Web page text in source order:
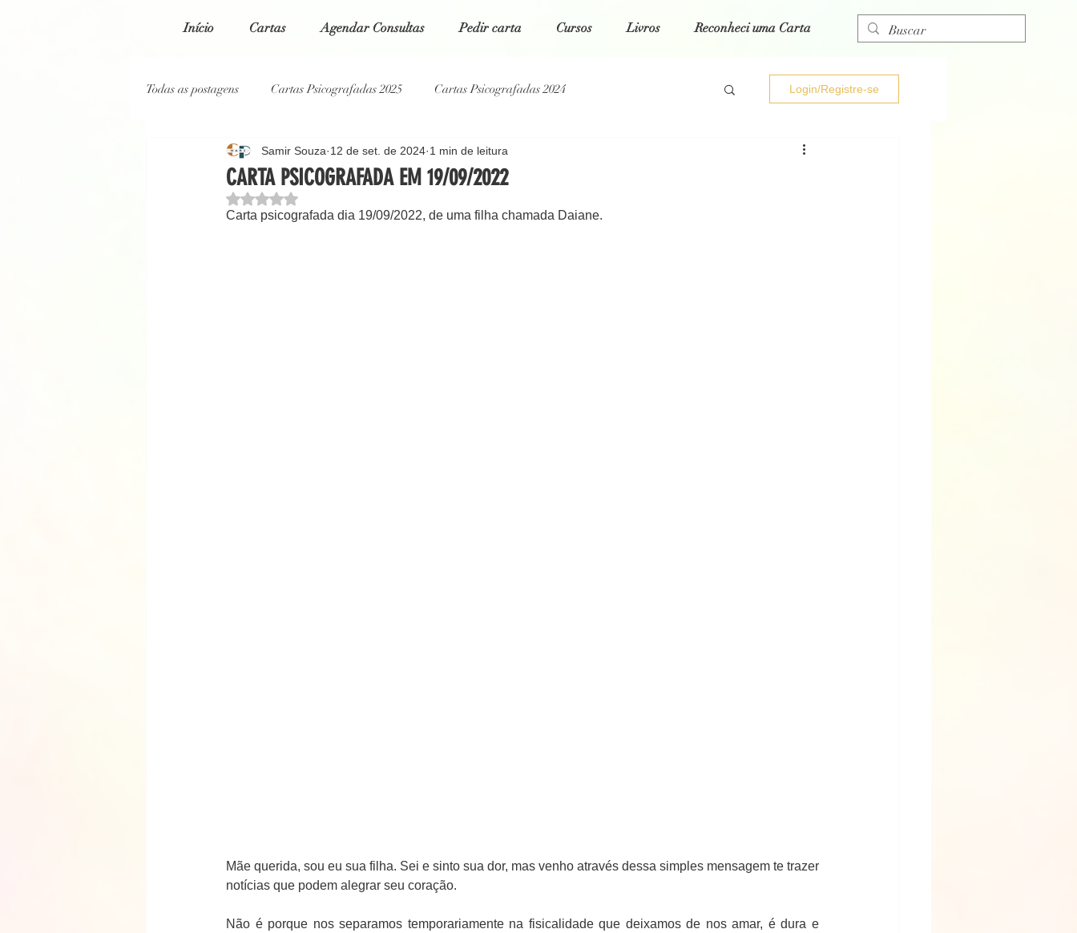
Início Cartas Agendar Consultas Pedir carta Cursos Livros Reconheci uma Carta
Todas as postagens Cartas Psicografadas 2025 Cartas Psicografadas 2024
Cartas Psicografadas 2023 Cartas Psicografadas 2022 Cartas Psicografadas 2021
Cartas Psicografadas 2020 Blog Espiritual Poesias da Alma Cartas Psicografadas 2026
Login/Registre-se
CARTA PSICOGRAFADA EM 19/09/2022
Samir Souza 12 de set. de 2024 1 min de leitura
Avaliado com NaN de 5 estrelas.
Carta psicografada dia 19/09/2022, de uma filha chamada Daiane.
Mãe querida, sou eu sua filha. Sei e sinto sua dor, mas venho através dessa simples mensagem te trazer
notícias que podem alegrar seu coração.
Não é porque nos separamos temporariamente na fisicalidade que deixamos de nos amar, é dura e